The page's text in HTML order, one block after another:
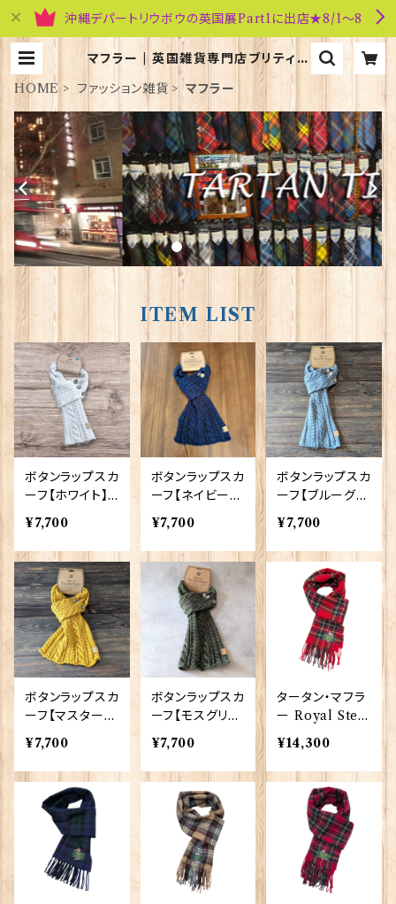
沖縄デパートリウボウの英国展Part1に出店★8/1～8
マフラー | 英国雑貨専門店ブリティッ
シュ・ライフ
HOME
ファッション雑貨 マフラー
ITEM LIST
ボタンラップスカ
ーフ【ホワイト】A
ran Traditions
00176〔SCAR-
23〕
¥7,700
ボタンラップスカ
ーフ【ネイビー】
Aran Traditio
ns 00176〔SCA
R-28〕
¥7,700
ボタンラップスカ
ーフ【ブルーグレ
ー】Aran Tradi
tions 00176〔S
CAR-162〕
¥7,700
ボタンラップスカ
ーフ【マスター
ド】Aran Tradit
ions 00176〔SC
AR-216〕
¥7,700
ボタンラップスカ
ーフ【モスグリー
ン】Aran Tradit
ions 00176〔SC
AR-29〕
¥7,700
タータン・マフラ
ー Royal Stew
art 【Glencrof
t】 00207_RS
¥14,300